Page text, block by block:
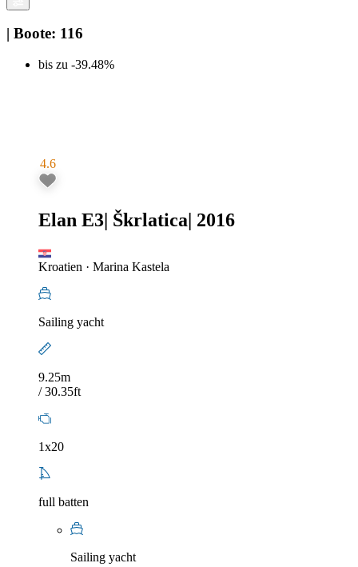
| Boote: 116
bis zu -39.48%
4.6
Elan E3 Škrlatica 2016
Kroatien · Marina Kastela
Sailing yacht
9.25m
/ 30.35ft
1x20
full batten
Sailing yacht